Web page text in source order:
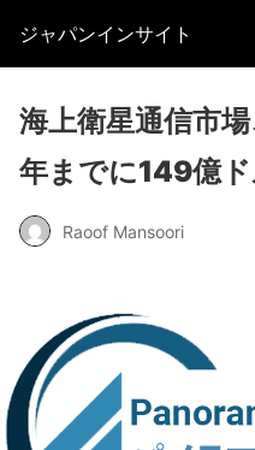
ジャパンインサイト
海上衛星通信市
年までに149億
Raoof Mansoori